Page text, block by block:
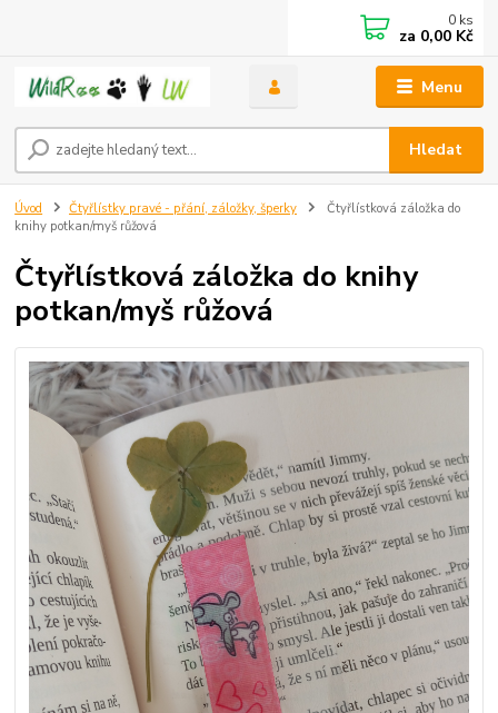
Menu
Hledat
0 ks
za 0,00 Kč
Úvod Čtyřlístky pravé - přání, záložky, šperky
Čtyřlístková záložka do
knihy potkan/myš růžová
Čtyřlístková záložka do knihy
potkan/myš růžová